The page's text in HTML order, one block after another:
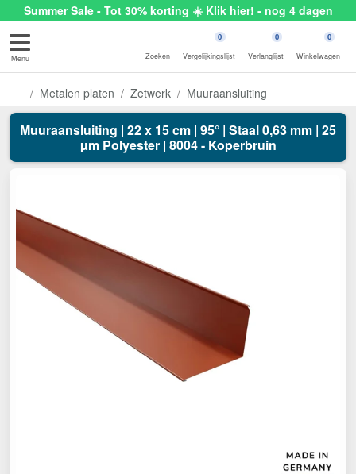
Summer Sale - Tot 30% korting ☀️ Klik hier! - nog 4 dagen
Menu Zoeken
0
Vergelijkingslijst
0
Verlanglijst
0
Winkelwagen
Metalen platen Zetwerk Muuraansluiting
Muuraansluiting | 22 x 15 cm | 95° | Staal 0,63 mm | 25
µm Polyester | 8004 - Koperbruin